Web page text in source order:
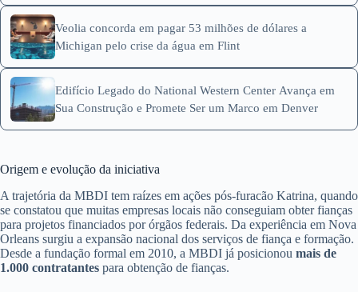
Veolia concorda em pagar 53 milhões de dólares a
Michigan pelo crise da água em Flint
Edifício Legado do National Western Center Avança em
Sua Construção e Promete Ser um Marco em Denver
Origem e evolução da iniciativa
A trajetória da MBDI tem raízes em ações pós‑furacão Katrina, quando
se constatou que muitas empresas locais não conseguiam obter fianças
para projetos financiados por órgãos federais. Da experiência em Nova
Orleans surgiu a expansão nacional dos serviços de fiança e formação.
Desde a fundação formal em 2010, a MBDI já posicionou mais de
1.000 contratantes para obtenção de fianças.